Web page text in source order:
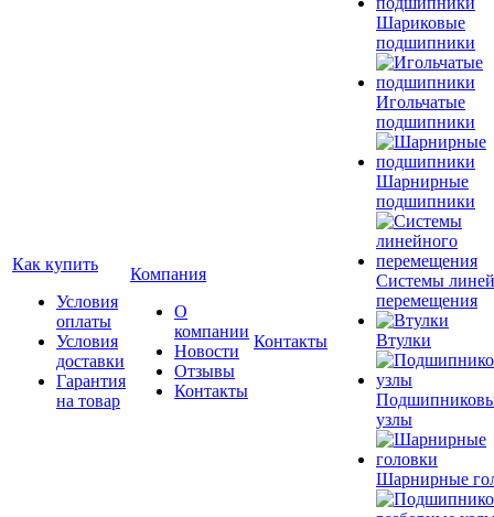
Как купить
Условия
оплаты
Условия
доставки
Гарантия
на товар
Компания
О
компании
Новости
Отзывы
Контакты
Контакты
Шариковые
подшипники
Игольчатые
подшипники
Шарнирные
подшипники
Системы
перемещения
Втулки
узлы
Шарнирные